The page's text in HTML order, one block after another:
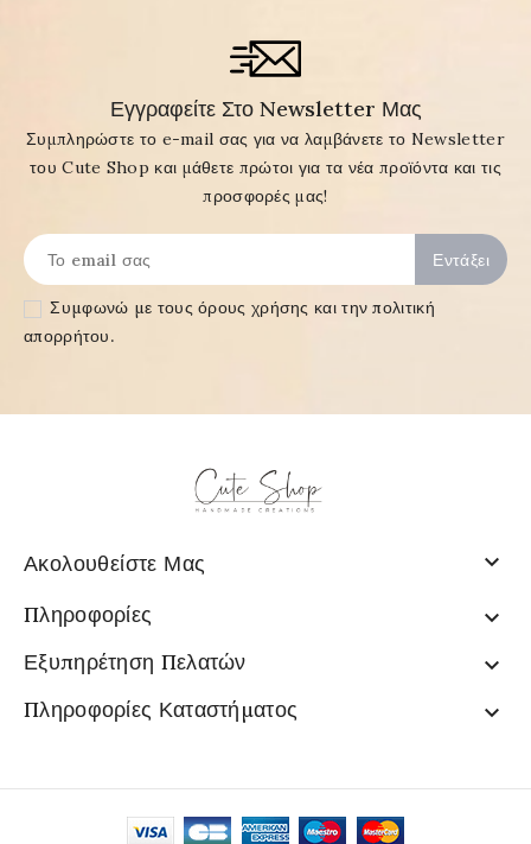
Εγγραφείτε Στο Newsletter Μας
Συμπληρώστε το e-mail σας για να λαμβάνετε το Newsletter
του Cute Shop και μάθετε πρώτοι για τα νέα προϊόντα και τις
προσφορές μας!
Συμφωνώ με τουςόρους χρήσης και την πολιτική
απορρήτου.
Ακολουθείστε Μας 
Πληροφορίες 
Εξυπηρέτηση Πελατών 
Πληροφορίες Καταστήματος 